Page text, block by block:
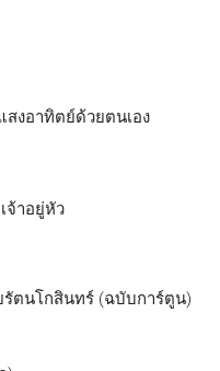
งอาทิตย์ด้วยตนเอง
จ้าอยู่หัว
ตนโกสินทร์ (ฉบับการ์ตูน)